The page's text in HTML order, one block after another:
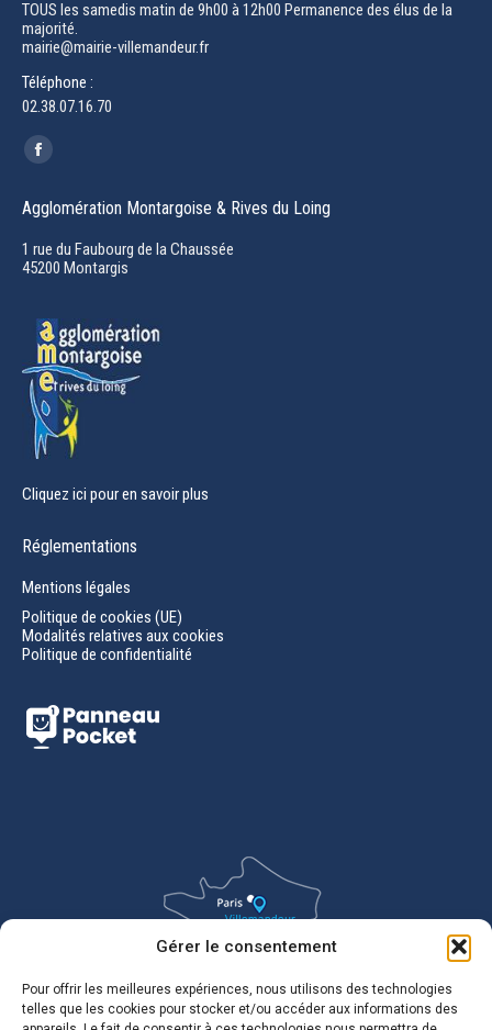
Gérer le consentement
Pour offrir les meilleures expériences, nous utilisons des technologies
telles que les cookies pour stocker et/ou accéder aux informations des
TOUS les samedis matin de 9h00 à 12h00 Permanence des élus de la
majorité.
mairie@mairie-villemandeur.fr
Téléphone :
02.38.07.16.70
Trouvez nous sur :
Facebook
opens
in
new
Agglomération Montargoise & Rives du Loing
1 rue du Faubourg de la Chaussée
45200 Montargis
Cliquez ici pour en savoir plus
Réglementations
Mentions légales
Politique de cookies (UE)
Modalités relatives aux cookies
Politique de confidentialité